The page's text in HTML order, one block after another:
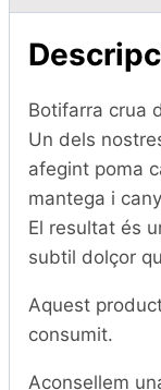
Botifarra crua
Un dels
afegint poma
mantega i
El resultat és
subtil dolçor
Aquest
consumit.
Aconsellem